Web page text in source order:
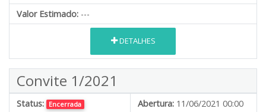
Valor Estimado: ---
DETALHES
Convite 1/2021
Status: Encerrada Abertura: 11/06/2021 00:00